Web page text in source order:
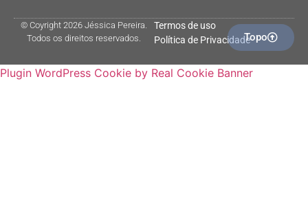
© Coyright 2026 Jéssica Pereira.
Todos os direitos reservados.
Termos de uso
Política de PrivacidadeTopo
Plugin WordPress Cookie by Real Cookie Banner